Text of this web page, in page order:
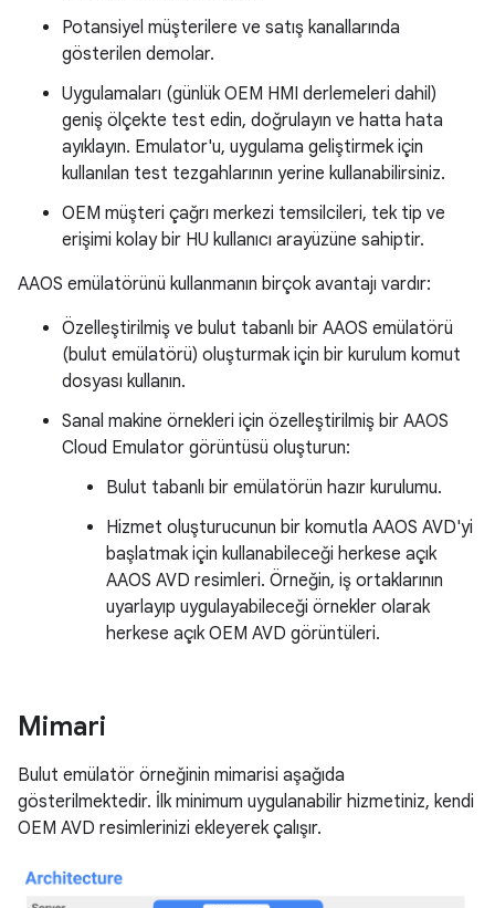
Potansiyel müşterilere ve satış kanallarında
gösterilen demolar.
Uygulamaları (günlük OEM HMI derlemeleri dahil)
geniş ölçekte test edin, doğrulayın ve hatta hata
ayıklayın. Emulator'u, uygulama geliştirmek için
kullanılan test tezgahlarının yerine kullanabilirsiniz.
OEM müşteri çağrı merkezi temsilcileri, tek tip ve
erişimi kolay bir HU kullanıcı arayüzüne sahiptir.
AAOS emülatörünü kullanmanın birçok avantajı vardır:
Özelleştirilmiş ve bulut tabanlı bir AAOS emülatörü
(bulut emülatörü) oluşturmak için bir kurulum komut
dosyası kullanın.
Sanal makine örnekleri için özelleştirilmiş bir AAOS
Cloud Emulator görüntüsü oluşturun:
Bulut tabanlı bir emülatörün hazır kurulumu.
Hizmet oluşturucunun bir komutla AAOS AVD'yi
başlatmak için kullanabileceği herkese açık
AAOS AVD resimleri. Örneğin, iş ortaklarının
uyarlayıp uygulayabileceği örnekler olarak
herkese açık OEM AVD görüntüleri.
Mimari
Bulut emülatör örneğinin mimarisi aşağıda
gösterilmektedir. İlk minimum uygulanabilir hizmetiniz, kendi
OEM AVD resimlerinizi ekleyerek çalışır.